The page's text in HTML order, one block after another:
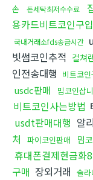
손
돈세탁최저수수료
용카드비트코인구입
국내거래소fds송금시간
빗썸코인추적 컬쳐
인전송대행 비트코인
usdc판매 밈코인삽
비트코인사는방법
usdt판매대행 알
처
파이코인판매 밈
휴대폰결제현금화
구매 장외거래 솔